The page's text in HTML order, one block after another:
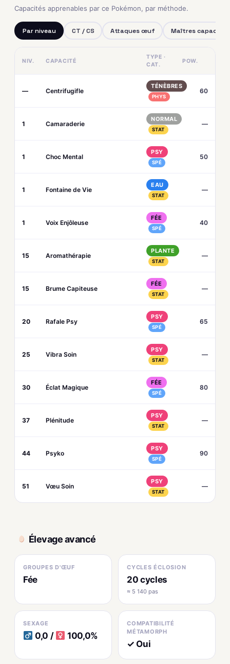
Capacités apprenables par ce Pokémon, par méthode.
Par niveau CT / CS Attaques œuf Maîtres capacités
NIV. CAPACITÉ
TYPE ·
CAT.
POW.
— Centrifugifle
TÉNÈBRES
PHYS
60
1 Camaraderie
NORMAL
STAT
—
1 Choc Mental
PSY
SPÉ
50
1 Fontaine de Vie
EAU
STAT
—
1 Voix Enjôleuse
FÉE
SPÉ
40
15 Aromathérapie
PLANTE
STAT
—
15 Brume Capiteuse
FÉE
STAT
—
20 Rafale Psy
PSY
SPÉ
65
25 Vibra Soin
PSY
STAT
—
30 Éclat Magique
FÉE
SPÉ
80
37 Plénitude
PSY
STAT
—
44 Psyko
PSY
SPÉ
90
51 Vœu Soin
PSY
STAT
—
Élevage avancé
GROUPES D'ŒUF
Fée
CYCLES ÉCLOSION
20 cycles
≈ 5 140 pas
SEXAGE
0,0 / 100,0%
COMPATIBILITÉ
MÉTAMORPH
✓ Oui